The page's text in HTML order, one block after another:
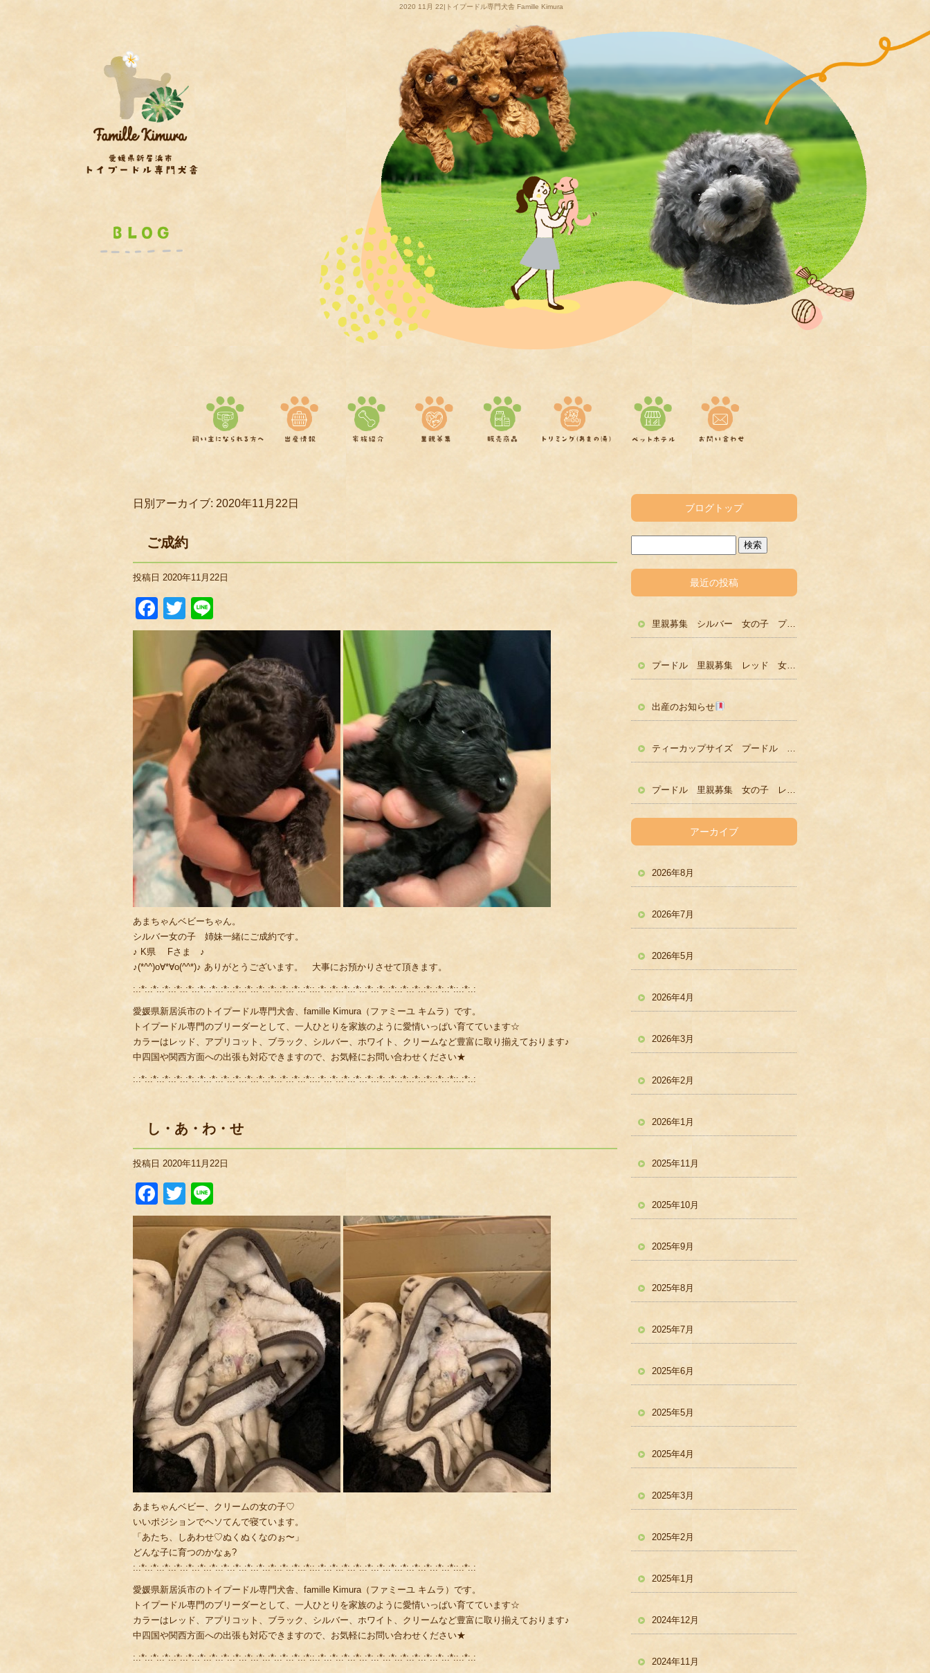
2020 11月 22|トイプードル専門犬舎 Famille Kimura
日別アーカイブ: 2020年11月22日
ご成約
投稿日 2020年11月22日
Facebook
Twitter
あまちゃんベビーちゃん。
シルバー女の子 姉妹一緒にご成約です。
♪ K県 Fさま ♪
♪(*^^)o∀*∀o(^^*)♪ ありがとうございます。 大事にお預かりさせて頂きます。
:.:*:.:*:.:*:.:*:.:*:.:*:.:*:.:*:.:*:.:*:.:*:.:*:.:*:.:*:.:*::.:*:.:*:.:*:.:*:.:*:.:*:.:*:.:*:.:*:.:*:.:*:.:*::.:*:.:
愛媛県新居浜市のトイプードル専門犬舎、famille Kimura（ファミーユ キムラ）です。
トイプードル専門のブリーダーとして、一人ひとりを家族のように愛情いっぱい育てています☆
カラーはレッド、アプリコット、ブラック、シルバー、ホワイト、クリームなど豊富に取り揃えております♪
中四国や関西方面への出張も対応できますので、お気軽にお問い合わせください★
:.:*:.:*:.:*:.:*:.:*:.:*:.:*:.:*:.:*:.:*:.:*:.:*:.:*:.:*:.:*::.:*:.:*:.:*:.:*:.:*:.:*:.:*:.:*:.:*:.:*:.:*:.:*::.:*:.:
し・あ・わ・せ
投稿日 2020年11月22日
Facebook
Twitter
あまちゃんベビー、クリームの女の子♡
いいポジションでヘソてんで寝ています。
「あたち、しあわせ♡ぬくぬくなのぉ〜」
どんな子に育つのかなぁ?
:.:*:.:*:.:*:.:*:.:*:.:*:.:*:.:*:.:*:.:*:.:*:.:*:.:*:.:*:.:*::.:*:.:*:.:*:.:*:.:*:.:*:.:*:.:*:.:*:.:*:.:*:.:*::.:*:.:
愛媛県新居浜市のトイプードル専門犬舎、famille Kimura（ファミーユ キムラ）です。
トイプードル専門のブリーダーとして、一人ひとりを家族のように愛情いっぱい育てています☆
カラーはレッド、アプリコット、ブラック、シルバー、ホワイト、クリームなど豊富に取り揃えております♪
中四国や関西方面への出張も対応できますので、お気軽にお問い合わせください★
:.:*:.:*:.:*:.:*:.:*:.:*:.:*:.:*:.:*:.:*:.:*:.:*:.:*:.:*:.:*::.:*:.:*:.:*:.:*:.:*:.:*:.:*:.:*:.:*:.:*:.:*:.:*::.:*:.:
ブログトップ
最近の投稿
里親募集 シルバー 女の子 プードル かわいい
プードル 里親募集 レッド 女の子 かわいい
出産のお知らせ
ティーカップサイズ プードル レッド男の子 ２歳
プードル 里親募集 女の子 レッド
アーカイブ
2026年8月
2026年7月
2026年5月
2026年4月
2026年3月
2026年2月
2026年1月
2025年11月
2025年10月
2025年9月
2025年8月
2025年7月
2025年6月
2025年5月
2025年4月
2025年3月
2025年2月
2025年1月
2024年12月
2024年11月